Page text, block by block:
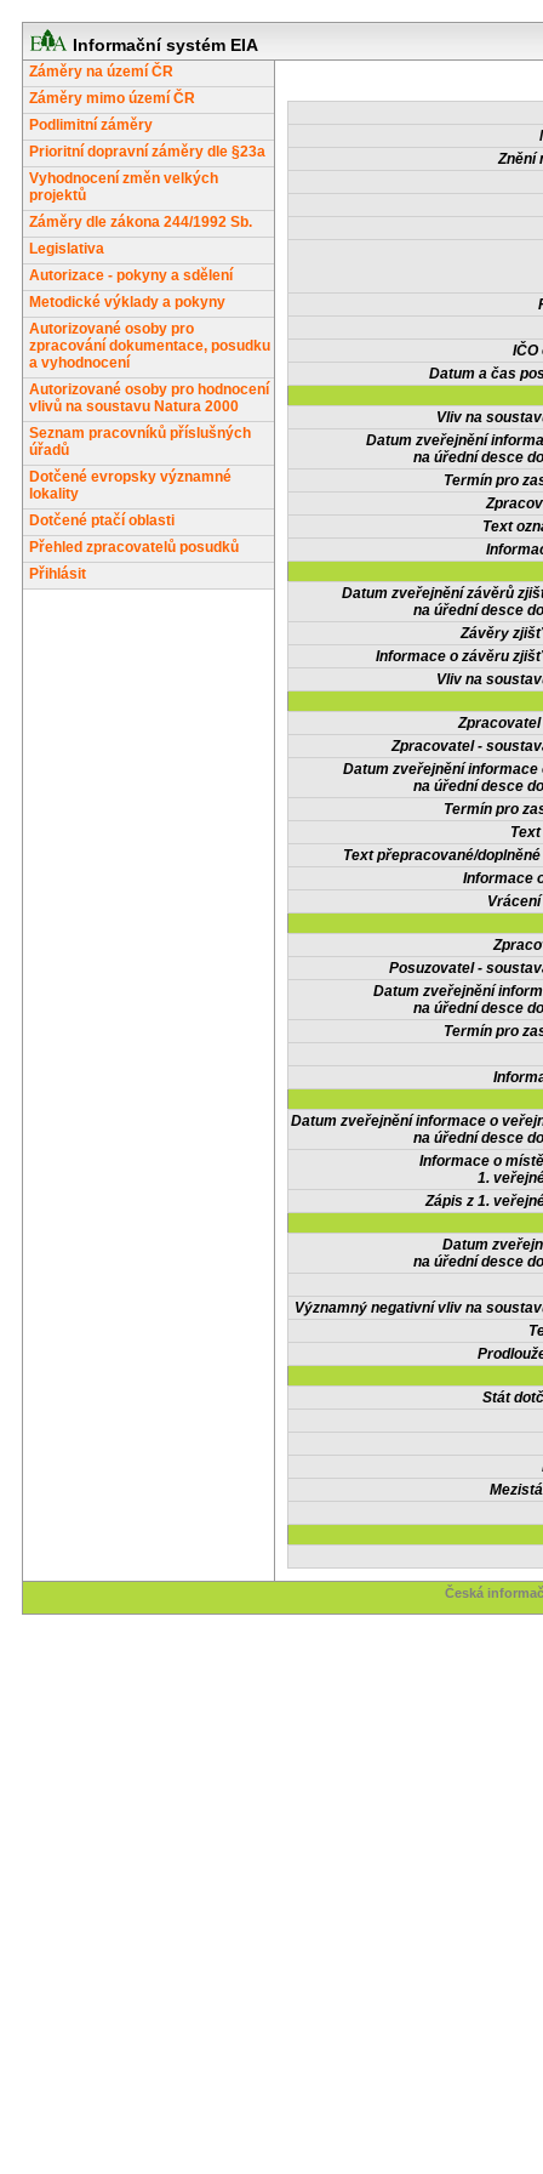
Informační systém EIA
Záměry na území ČR
Záměry mimo území ČR
Podlimitní záměry
Prioritní dopravní záměry dle §23a
Vyhodnocení změn velkých
projektů
Záměry dle zákona 244/1992 Sb.
Legislativa
Autorizace - pokyny a sdělení
Metodické výklady a pokyny
Autorizované osoby pro
zpracování dokumentace, posudku
a vyhodnocení
Autorizované osoby pro hodnocení
vlivů na soustavu Natura 2000
Seznam pracovníků příslušných
úřadů
Dotčené evropsky významné
lokality
Dotčené ptačí oblasti
Přehled zpracovatelů posudků
Přihlásit
Znění
IČO
Datum a čas
Vliv na
Datum zveřejnění
na úřední desce
Termín pro
Text
Datum zveřejnění závěrů
na úřední desce
Závěry
Informace o závěru
Vliv na
Zpracovatel -
Datum zveřejnění informace
na úřední desce
Termín pro
Text přepracované/
Informace
Posuzovatel -
Datum zveřejnění
na úřední desce
Termín pro
Datum zveřejnění informace o
na úřední desce
Informace o
1.
Zápis z 1.
Datum
na úřední desce
Významný negativní vliv na
Stát
Česká